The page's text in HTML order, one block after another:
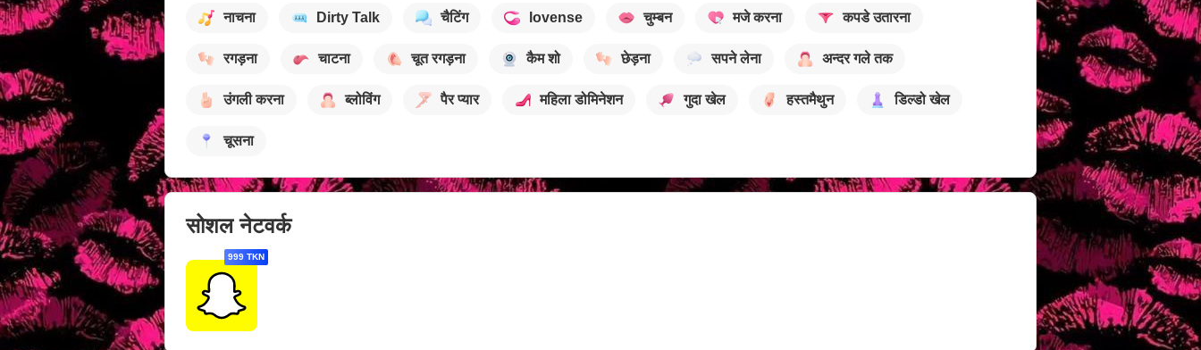
नाचना Dirty Talk चैटिंग lovense चुम्बन मजे करना कपडे उतारना
रगड़ना चाटना चूत रगड़ना कैम शो छेड़ना सपने लेना अन्दर गले तक
उंगली करना ब्लोविंग पैर प्यार महिला डोमिनेशन गुदा खेल हस्तमैथुन डिल्डो खेल
चूसना
सोशल नेटवर्क
999 TKN